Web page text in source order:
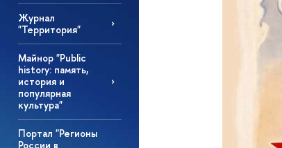
Журнал
"Территория"
Майнор "Public
history: память,
история и
популярная
культура"
Портал "Регионы
России в